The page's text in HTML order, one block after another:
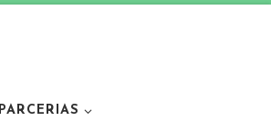
PARCERIAS